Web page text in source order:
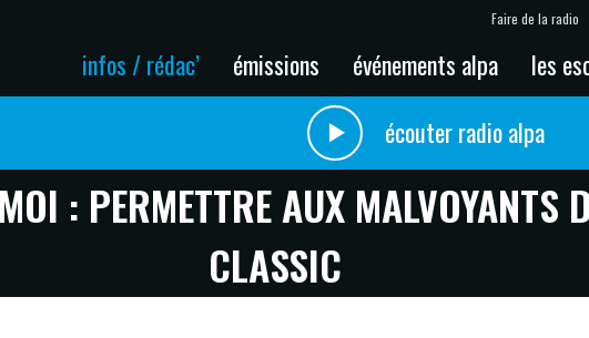
Faire de la radio
infos / rédac’ émissions événements alpa les
écouter radio alpa
: PERMETTRE AUX MALVOYANTS
CLASSIC